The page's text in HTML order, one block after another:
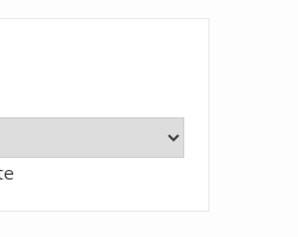
(無臭)、諾羅out抗菌防霉消臭速效噴霧”